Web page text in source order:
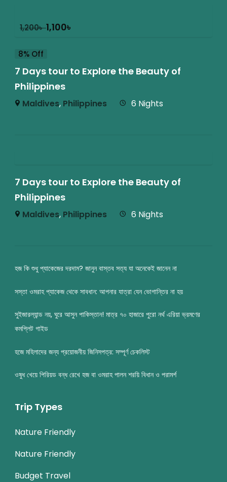
1,200৳1,100৳
8% Off
7 Days tour to Explore the Beauty of
Philippines
Maldives, Philippines 6 Nights
7 Days tour to Explore the Beauty of
Philippines
Maldives, Philippines 6 Nights
হজ কি শুধু প্যাকেজের দরদাম? জানুন বাস্তব সত্য যা অনেকেই জানেন না
সস্তা ওমরাহ প্যাকেজ থেকে সাবধান: আপনার যাত্রা যেন ভোগান্তির না হয়
সুইজারল্যান্ড নয়, ঘুরে আসুন পাকিস্তান! মাত্র ৭০ হাজারে পুরো নর্থ এরিয়া ভ্রমণের
কমপ্লিট গাইড
হজে মহিলাদের জন্য প্রয়োজনীয় জিনিসপত্র: সম্পূর্ণ চেকলিস্ট
ওষুধ খেয়ে পিরিয়ড বন্ধ রেখে হজ বা ওমরাহ পালন শরয়ি বিধান ও পরামর্শ
Trip Types
Nature Friendly
Nature Friendly
Budget Travel